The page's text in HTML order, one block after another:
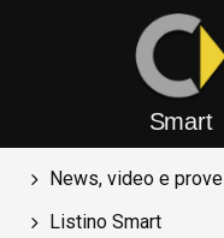
Smart
News, video e prove
Listino Smart